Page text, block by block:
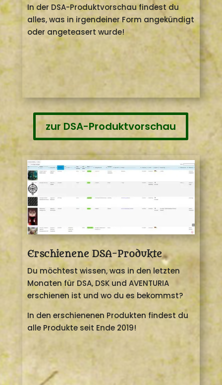
erscheinen wird?
In der DSA-Produktvorschau findest du
alles, was in irgendeiner Form angekündigt
oder angeteasert wurde!
zur DSA-Produktvorschau
Erschienene DSA-Produkte
Du möchtest wissen, was in den letzten
Monaten für DSA, DSK und AVENTURIA
erschienen ist und wo du es bekommst?
In den erschienenen Produkten findest du
alle Produkte seit Ende 2019!